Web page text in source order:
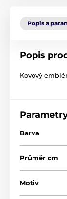
Popis a
Popis
Kovový
Barva
Průměr cm
Motiv